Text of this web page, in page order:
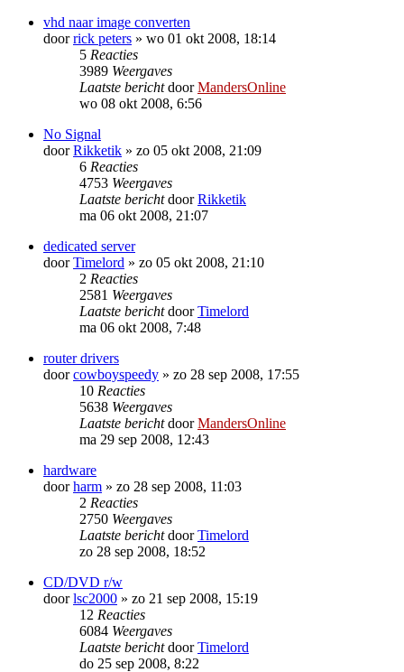
vhd naar image converten
doorrick peters » wo 01 okt 2008, 18:14
5 Reacties
3989 Weergaves
Laatste berichtdoorMandersOnline
wo 08 okt 2008, 6:56
No Signal
doorRikketik » zo 05 okt 2008, 21:09
6 Reacties
4753 Weergaves
Laatste berichtdoorRikketik
ma 06 okt 2008, 21:07
dedicated server
doorTimelord » zo 05 okt 2008, 21:10
2 Reacties
2581 Weergaves
Laatste berichtdoorTimelord
ma 06 okt 2008, 7:48
router drivers
doorcowboyspeedy » zo 28 sep 2008, 17:55
10 Reacties
5638 Weergaves
Laatste berichtdoorMandersOnline
ma 29 sep 2008, 12:43
hardware
doorharm » zo 28 sep 2008, 11:03
2 Reacties
2750 Weergaves
Laatste berichtdoorTimelord
zo 28 sep 2008, 18:52
CD/DVD r/w
doorlsc2000 » zo 21 sep 2008, 15:19
12 Reacties
6084 Weergaves
Laatste berichtdoorTimelord
do 25 sep 2008, 8:22